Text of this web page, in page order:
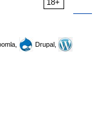
18+
Drupal,